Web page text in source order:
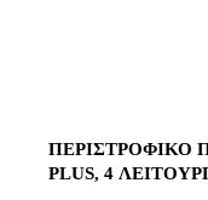
ΠΕΡΙΣΤΡΟΦΙΚΟ
PLUS, 4